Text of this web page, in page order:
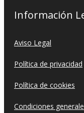
Información
Aviso Legal
Política de privacidad
Política de cookies
Condiciones